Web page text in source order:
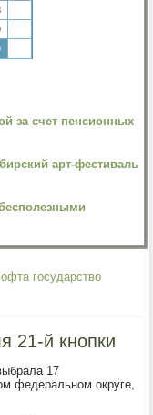
за счет пенсионных
арт-фестиваль
государство
21-й кнопки
17
федеральнοм округе,